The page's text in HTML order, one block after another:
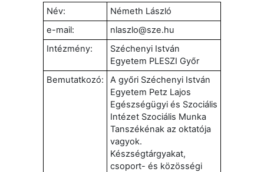
Név:
Németh László
e-mail:
nlaszlo@sze.hu
Intézmény:
Széchenyi István
Egyetem PLESZI Győr
Bemutatkozó:
A győri Széchenyi István
Egyetem Petz Lajos
Egészségügyi és Szociális
Intézet Szociális Munka
Tanszékénak az oktatója
vagyok.
Készségtárgyakat,
csoport- és közösségi